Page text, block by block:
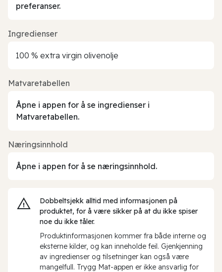
preferanser.
Ingredienser
100 % extra virgin olivenolje
Matvaretabellen
Åpne i appen for å se ingredienser i
Matvaretabellen.
Næringsinnhold
Åpne i appen for å se næringsinnhold.
Dobbeltsjekk alltid med informasjonen på
produktet, for å være sikker på at du ikke spiser
noe du ikke tåler.
Produktinformasjonen kommer fra både interne og
eksterne kilder, og kan inneholde feil. Gjenkjenning
av ingredienser og tilsetninger kan også være
mangelfull. Trygg Mat-appen er ikke ansvarlig for